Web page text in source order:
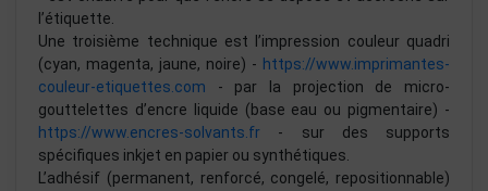
l’étiquette.
Une troisième technique est l’impression couleur quadri
(cyan, magenta, jaune, noire) - https://www.imprimantes-
couleur-etiquettes.com - par la projection de micro-
gouttelettes d’encre liquide (base eau ou pigmentaire) -
https://www.encres-solvants.fr - sur des supports
spécifiques inkjet en papier ou synthétiques.
L’adhésif (permanent, renforcé, congelé, repositionnable)